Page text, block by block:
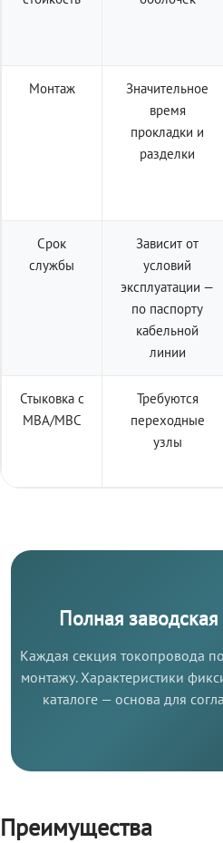
Монтаж
Значительное
время
прокладки и
разделки
Срок
службы
Зависит от
условий
эксплуатации —
по паспорту
кабельной
линии
Стыковка с
МВА/МВС
Требуются
переходные
узлы
Полная заводская
Каждая секция токопровода
монтажу. Характеристики
каталоге — основа для
Преимущества